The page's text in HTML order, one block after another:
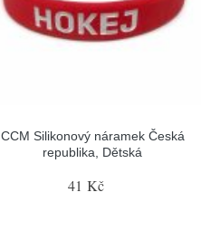
CCM Silikonový náramek Česká
republika, Dětská
41 Kč